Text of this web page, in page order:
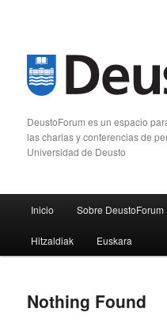
DeustoForum es un espacio
las charlas y conferencias de
Universidad de Deusto
Skip to primary content
Skip to secondary content
Inicio Sobre DeustoForum
Hitzaldiak Euskara
Nothing Found